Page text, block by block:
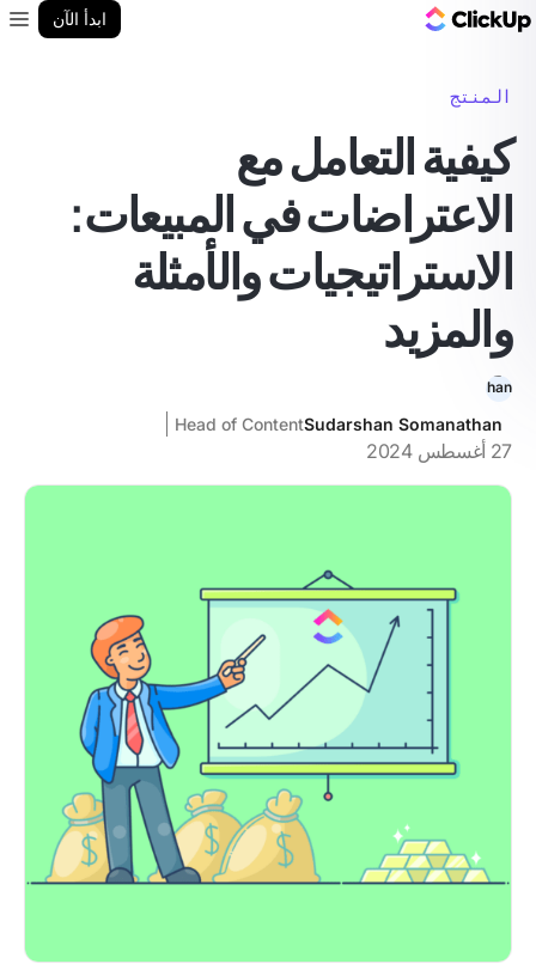
ابدأ الآن
المنتج
كيفية التعامل مع
الاعتراضات في المبيعات:
الاستراتيجيات والأمثلة
والمزيد
Sudarshan Somanathan
Head of Content
27 أغسطس 2024